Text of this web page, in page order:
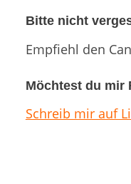
Bitte nicht
Empfiehl den
Möchtest du mir
Schreib mir auf